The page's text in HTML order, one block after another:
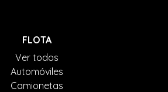
FLOTA
Ver todos
Automóviles
Camionetas